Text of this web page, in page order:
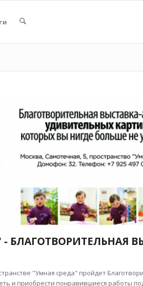
- БЛАГОТВОРИТЕЛЬНАЯ
"Умная среда" пройдет
и приобрести понравившиеся работы